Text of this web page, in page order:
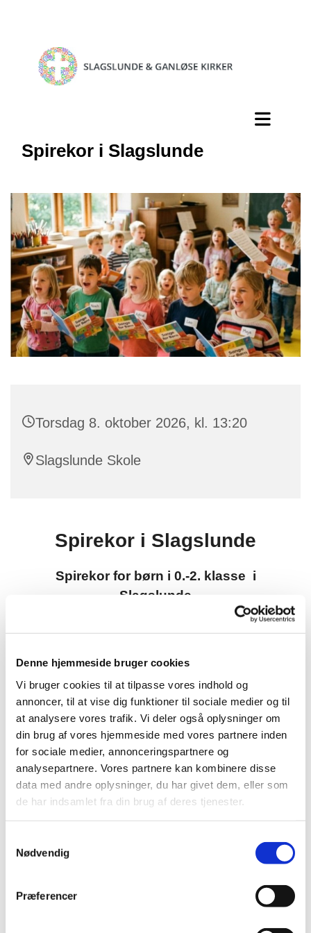
Denne hjemmeside bruger cookies
Vi bruger cookies til at tilpasse vores indhold og
annoncer, til at vise dig funktioner til sociale medier og til
at analysere vores trafik. Vi deler også oplysninger om
din brug af vores hjemmeside med vores partnere inden
for sociale medier, annonceringspartnere og
analysepartnere. Vores partnere kan kombinere disse
data med andre oplysninger, du har givet dem, eller som
de har indsamlet fra din brug af deres tjenester.
Nødvendig
Præferencer
Spirekor i Slagslunde
Torsdag 8. oktober 2026, kl. 13:20
Slagslunde Skole
Spirekor i Slagslunde
Spirekor for børn i 0.-2. klasse i
Slagslunde
Torsdage kl. 13:20-14:10 på Slagslunde
skole
Tilmeld dit barn via kirkens hjemmeside.
Deltagelse til børnekor er gratis.
Vi leger sangene og musikken ind i kroppen ved hjælp
af fagter, rytmik, dans og leg. Der er plads til fejl og
synges alt fra klassisk, pop, sanglege, kanons, salmer
og alt det, der giver mening for børnene. Derudover
familiegudstjenester.